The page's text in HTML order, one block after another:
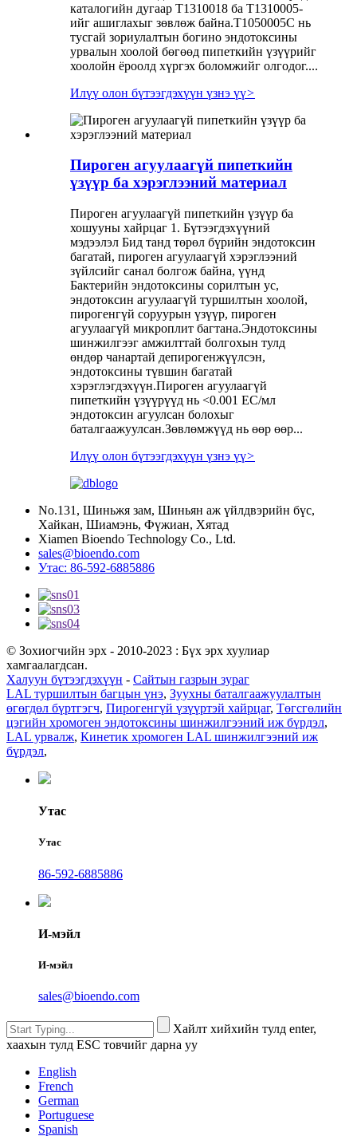
каталогийн дугаар T1310018 ба T1310005-
ийг ашиглахыг зөвлөж байна.T1050005C нь
тусгай зориулалтын богино эндотоксины
урвалын хоолой бөгөөд пипеткийн үзүүрийг
хоолойн ёроолд хүргэх боломжийг олгодог....
Илүү олон бүтээгдэхүүн үзнэ үү>
Пироген агуулаагүй пипеткийн
үзүүр ба хэрэглээний материал
Пироген агуулаагүй пипеткийн үзүүр ба
хошууны хайрцаг 1. Бүтээгдэхүүний
мэдээлэл Бид танд төрөл бүрийн эндотоксин
багатай, пироген агуулаагүй хэрэглээний
зүйлсийг санал болгож байна, үүнд
Бактерийн эндотоксины сорилтын ус,
эндотоксин агуулаагүй туршилтын хоолой,
пирогенгүй соруурын үзүүр, пироген
агуулаагүй микроплит багтана.Эндотоксины
шинжилгээг амжилттай болгохын тулд
өндөр чанартай депирогенжүүлсэн,
эндотоксины түвшин багатай
хэрэглэгдэхүүн.Пироген агуулаагүй
пипеткийн үзүүрүүд нь <0.001 ЕС/мл
эндотоксин агуулсан болохыг
баталгаажуулсан.Зөвлөмжүүд нь өөр өөр...
Илүү олон бүтээгдэхүүн үзнэ үү>
No.131, Шиньжя зам, Шиньян аж үйлдвэрийн бүс,
Хайкан, Шиамэнь, Фүжиан, Хятад
Xiamen Bioendo Technology Co., Ltd.
sales@bioendo.com
Утас: 86-592-6885886
© Зохиогчийн эрх - 2010-2023 : Бүх эрх хуулиар
хамгаалагдсан.
Халуун бүтээгдэхүүн - Сайтын газрын зураг
LAL туршилтын багцын үнэ, Зуухны баталгаажуулалтын
өгөгдөл бүртгэгч, Пирогенгүй үзүүртэй хайрцаг, Төгсгөлийн
цэгийн хромоген эндотоксины шинжилгээний иж бүрдэл,
LAL урвалж, Кинетик хромоген LAL шинжилгээний иж
бүрдэл,
Утас
Утас
86-592-6885886
И-мэйл
И-мэйл
sales@bioendo.com
Хайлт хийхийн тулд enter,
хаахын тулд ESC товчийг дарна уу
English
French
German
Portuguese
Spanish